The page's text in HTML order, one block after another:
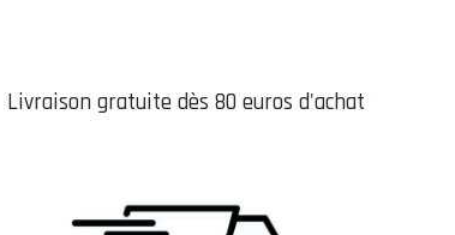
Livraison gratuite dès 80 euros d'achat